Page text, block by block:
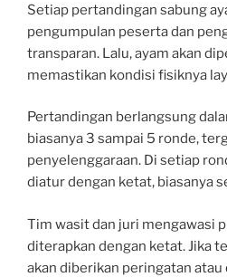
Setiap pertandingan sabung
pengumpulan peserta dan
transparan. Lalu, ayam akan
memastikan kondisi fisiknya
Pertandingan berlangsung
biasanya 3 sampai 5 ronde,
penyelenggaraan. Di setiap
diatur dengan ketat, biasanya
Tim wasit dan juri mengawasi
diterapkan dengan ketat. Jika
akan diberikan peringatan